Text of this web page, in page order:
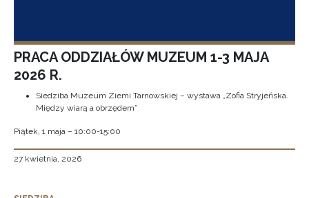
PRACA ODDZIAŁÓW MUZEUM 1-3 MAJA
2026 R.
Siedziba Muzeum Ziemi Tarnowskiej – wystawa „Zofia Stryjeńska.
Między wiarą a obrzędem”
Piątek, 1 maja – 10:00-15:00
27 kwietnia, 2026